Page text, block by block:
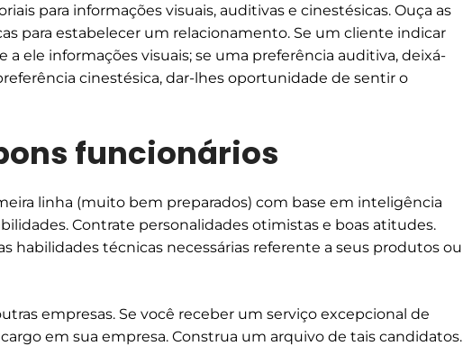
para informações visuais, auditivas e cinestésicas. Ouça as
para estabelecer um relacionamento. Se um cliente indicar
a ele informações visuais; se uma preferência auditiva, deixá-
cinestésica, dar-lhes oportunidade de sentir o
funcionários
linha (muito bem preparados) com base em inteligência
Contrate personalidades otimistas e boas atitudes.
habilidades técnicas necessárias referente a seus produtos ou
empresas. Se você receber um serviço excepcional de
em sua empresa. Construa um arquivo de tais candidatos.